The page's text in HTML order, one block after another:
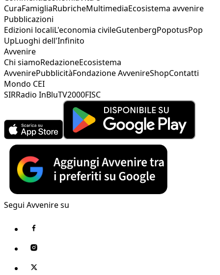
CuraFamigliaRubricheMultimediaEcosistema avvenire
Pubblicazioni
Edizioni localiL'economia civileGutenbergPopotusPop
UpLuoghi dell'Infinito
Avvenire
Chi siamoRedazioneEcosistema
AvvenirePubblicitàFondazione AvvenireShopContatti
Mondo CEI
SIRRadio InBluTV2000FISC
Segui Avvenire su